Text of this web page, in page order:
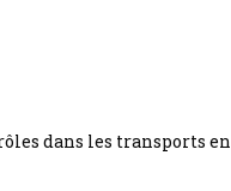
dans les transports en